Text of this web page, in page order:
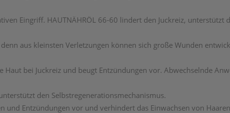
Eingriff. HAUTNÄHRÖL 66-60 lindert den Juckreiz, unterstützt
aus kleinsten Verletzungen können sich große Wunden
Haut bei Juckreiz und beugt Entzündungen vor. Abwechselnde
den Selbstregenerationsmechanismus.
und Entzündungen vor und verhindert das Einwachsen von